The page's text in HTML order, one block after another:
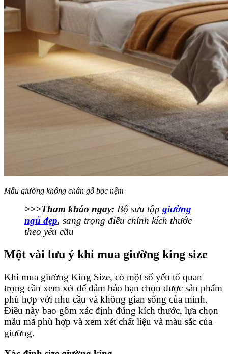
Mẫu giường không chân gỗ bọc nệm
>>>Tham khảo ngay: Bộ sưu tập giường
ngủ đẹp, sang trọng điều chỉnh kích thước
theo yêu cầu
Một vài lưu ý khi mua giường king size
Khi mua giường King Size, có một số yếu tố quan
trọng cần xem xét để đảm bảo bạn chọn được sản phẩm
phù hợp với nhu cầu và không gian sống của mình.
Điều này bao gồm xác định đúng kích thước, lựa chọn
mẫu mã phù hợp và xem xét chất liệu và màu sắc của
giường.